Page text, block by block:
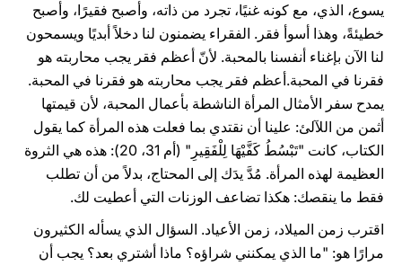
يسوع، الذي، مع كونه غنيًا، تجرد من ذاته، وأصبح فقيرًا، وأصبح
خطيئةً، وهذا أسوأ فقر. الفقراء يضمنون لنا دخلاً أبديًا ويسمحون
لنا الآن بإغناء أنفسنا بالمحبة. لأنّ أعظم فقر يجب محاربته هو
فقرنا في المحبة.أعظم فقر يجب محاربته هو فقرنا في المحبة.
يمدح سفر الأمثال المرأة الناشطة بأعمال المحبة، لأن قيمتها
أثمن من اللآلئ: علينا أن نقتدي بما فعلت هذه المرأة كما يقول
الكتاب، كانت "تَبْسُطُ كَفَّيْهَا لِلْفَقِيرِ" (أم 31، 20): هذه هي الثروة
العظيمة لهذه المرأة. مُدَّ يدَك إلى المحتاج، بدلاً من أن تطلب
فقط ما ينقصك: هكذا تضاعف الوزنات التي أعطيت لك.
اقترب زمن الميلاد، زمن الأعياد. السؤال الذي يسأله الكثيرون
مرارًا هو: "ما الذي يمكنني شراؤه؟ ماذا أشتري بعد؟ يجب أن